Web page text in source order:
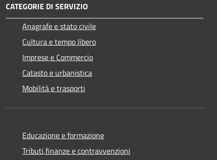
CATEGORIE DI SERVIZIO
Anagrafe e stato civile
Cultura e tempo libero
Imprese e Commercio
Catasto e urbanistica
Mobilità e trasporti
Educazione e formazione
Tributi,finanze e contravvenzioni